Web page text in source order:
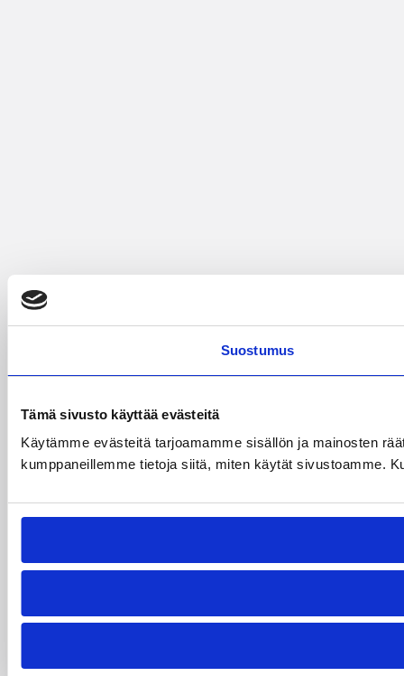
Suostumus
Tämä sivusto käyttää evästeitä
Käytämme evästeitä tarjoamamme sisällön ja mainosten
kumppaneillemme tietoja siitä, miten käytät sivustoamme.